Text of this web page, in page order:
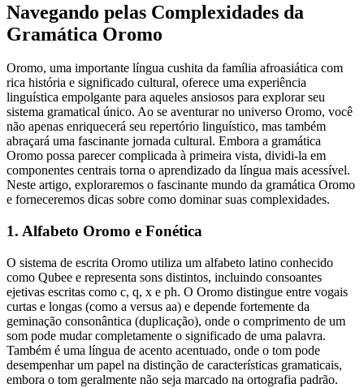
Navegando pelas Complexidades da
Gramática Oromo
Oromo, uma importante língua cushita da família afroasiática com
rica história e significado cultural, oferece uma experiência
linguística empolgante para aqueles ansiosos para explorar seu
sistema gramatical único. Ao se aventurar no universo Oromo, você
não apenas enriquecerá seu repertório linguístico, mas também
abraçará uma fascinante jornada cultural. Embora a gramática
Oromo possa parecer complicada à primeira vista, dividi-la em
componentes centrais torna o aprendizado da língua mais acessível.
Neste artigo, exploraremos o fascinante mundo da gramática Oromo
e forneceremos dicas sobre como dominar suas complexidades.
1. Alfabeto Oromo e Fonética
O sistema de escrita Oromo utiliza um alfabeto latino conhecido
como Qubee e representa sons distintos, incluindo consoantes
ejetivas escritas como c, q, x e ph. O Oromo distingue entre vogais
curtas e longas (como a versus aa) e depende fortemente da
geminação consonântica (duplicação), onde o comprimento de um
som pode mudar completamente o significado de uma palavra.
Também é uma língua de acento acentuado, onde o tom pode
desempenhar um papel na distinção de características gramaticais,
embora o tom geralmente não seja marcado na ortografia padrão.